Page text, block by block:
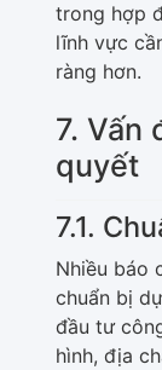
trong hợp
lĩnh vực
ràng hơn.
7. Vấn
quyết
7.1.
Nhiều báo
chuẩn bị
đầu tư
hình, địa